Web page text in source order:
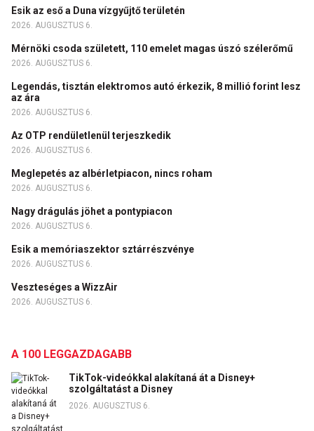
Esik az eső a Duna vízgyűjtő területén
2026. AUGUSZTUS 6.
Mérnöki csoda született, 110 emelet magas úszó szélerőmű
2026. AUGUSZTUS 6.
Legendás, tisztán elektromos autó érkezik, 8 millió forint lesz
az ára
2026. AUGUSZTUS 6.
Az OTP rendületlenül terjeszkedik
2026. AUGUSZTUS 6.
Meglepetés az albérletpiacon, nincs roham
2026. AUGUSZTUS 6.
Nagy drágulás jöhet a pontypiacon
2026. AUGUSZTUS 6.
Esik a memóriaszektor sztárrészvénye
2026. AUGUSZTUS 6.
Veszteséges a WizzAir
2026. AUGUSZTUS 6.
A 100 LEGGAZDAGABB
TikTok-videókkal alakítaná át a Disney+
szolgáltatást a Disney
2026. AUGUSZTUS 6.